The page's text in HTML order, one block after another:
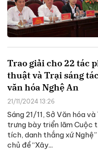
Trao giải cho 22 tác
thuật và Trại sáng
văn hóa Nghệ An
21/11/2024 13:26
Sáng 21/11, Sở Văn hóa
trưng bày triển lãm Cuộc
tích, danh thắng xứ
chủ đề “Xây...